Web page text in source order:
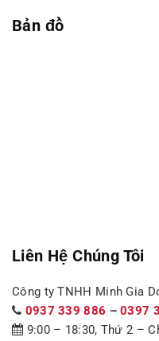
Bản đồ
Liên Hệ Chúng Tôi
Công ty TNHH Minh Gia
0937 339 886 –0397
9:00 – 18:30, Thứ 2 –